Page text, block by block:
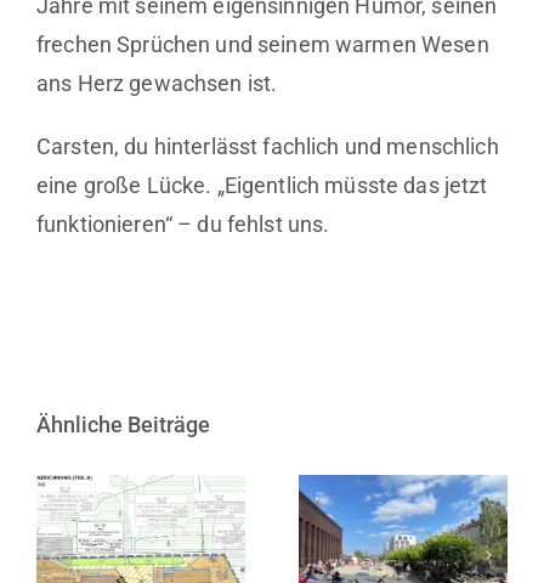
Jahre mit seinem eigensinnigen Humor, seinen
frechen Sprüchen und seinem warmen Wesen
ans Herz gewachsen ist.
Carsten, du hinterlässt fachlich und menschlich
eine große Lücke. „Eigentlich müsste das jetzt
funktionieren“ – du fehlst uns.
Ähnliche Beiträge
Satzungsbeschluss
zur 1. Änderung
des
10 Jahre KINDL
– Zentrum für